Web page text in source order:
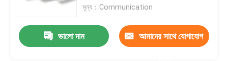
মূল্য：Communication
ভালো দাম আমাদের সাথে যোগাযোগ